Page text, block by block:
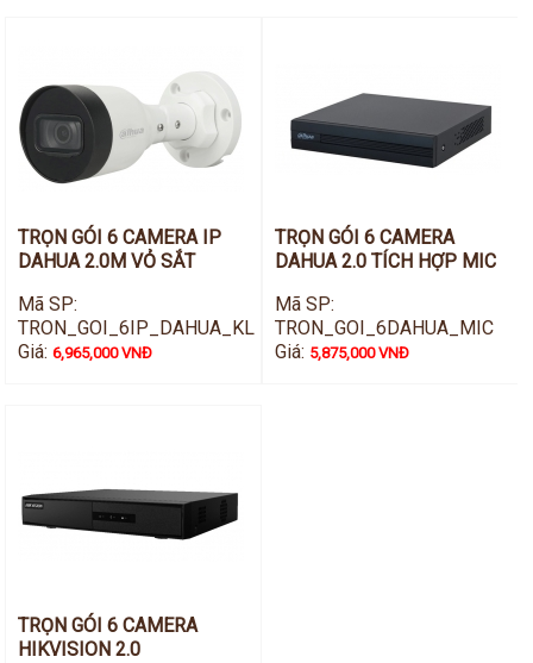
TRỌN GÓI 6 CAMERA IP
DAHUA 2.0M VỎ SẮT
Mã SP:
TRON_GOI_6IP_DAHUA_KL
Giá:6,965,000 VNĐ
TRỌN GÓI 6 CAMERA
DAHUA 2.0 TÍCH HỢP MIC
Mã SP:
TRON_GOI_6DAHUA_MIC
Giá: 5,875,000 VNĐ
TRỌN GÓI 6 CAMERA
HIKVISION 2.0